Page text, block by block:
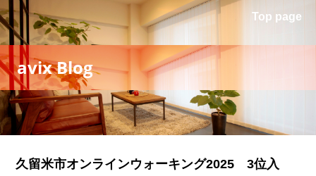
Top page
avix Blog
久留米市オンラインウォーキング2025 3位入